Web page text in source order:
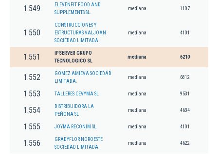
1.549
ELEVENFIT FOOD AND
SUPPLEMENTS SL.
mediana 1107
1.550
CONSTRUCCIONES Y
ESTRUCTURAS VALJOAN
SOCIEDAD LIMITADA.
mediana 4101
1.551
IPSERVER GRUPO
TECNOLOGICO SL
mediana 6210
1.552
GOMEZ AMIEVA SOCIEDAD
LIMITADA.
mediana 6812
1.553 TALLERES CEVYMA SL mediana 9531
1.554
DISTRIBUIDORA LA
PEÑONA SL
mediana 4634
1.555 JOYMA RECONIM SL. mediana 4101
1.556
GRADYFLOR NOROESTE
SOCIEDAD LIMITADA.
mediana 4622